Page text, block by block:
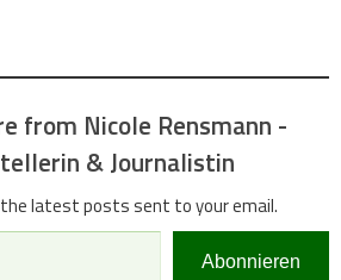
from Nicole Rensmann -
& Journalistin
latest posts sent to your email.
Abonnieren